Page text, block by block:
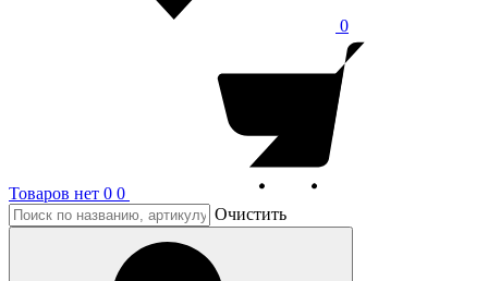
0
Товаров нет 0 0
Очистить